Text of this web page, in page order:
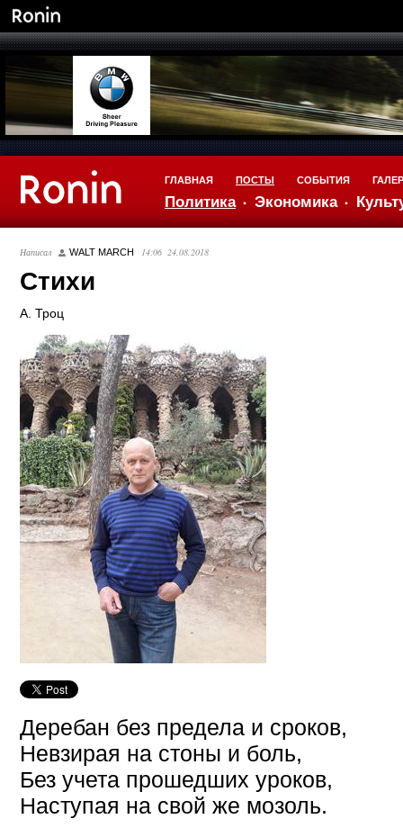
ГЛАВНАЯ
Политика Экономика
ПОСТЫ СОБЫТИЯ
Написал WALT MARCH 14:06 24.08.2018
Стихи
А. Троц
Деребан без предела и сроков,
Невзирая на стоны и боль,
Без учета прошедших уроков,
Наступая на свой же мозоль.